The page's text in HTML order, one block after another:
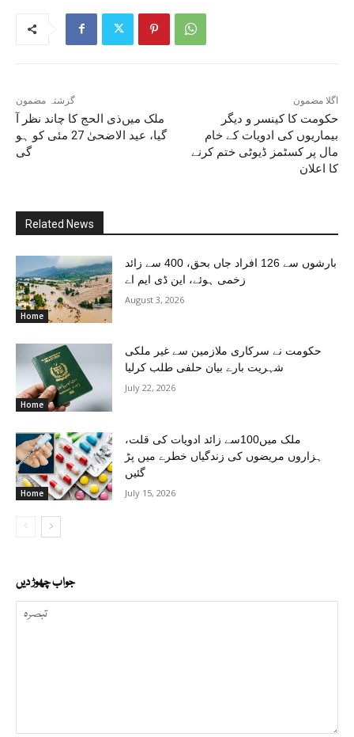
گزشتہ مضمون
ملک میں‌ذی الحج کا چاند نظر آ
گیا، عید الاضحیٰ 27 مئی کو ہو
گی
اگلا مضمون
حکومت کا کینسر و دیگر
بیماریوں کی ادویات کے خام
مال پر کسٹمز ڈیوٹی ختم کرنے
کا اعلان
Related News
Home
بارشوں سے 126 افراد جاں بحق، 400 سے زائد
زخمی ہوئے، این ڈی ایم اے
August 3, 2026
Home
حکومت نے سرکاری ملازمین سے غیر ملکی
شہریت بارے بیان حلفی طلب کرلیا
July 22, 2026
Home
ملک میں100سے زائد ادویات کی قلت،
ہزاروں مریضوں کی زندگیاں خطرے میں پڑ
گئیں
July 15, 2026
جواب چھوڑ دیں